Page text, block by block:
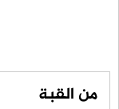
من القبة